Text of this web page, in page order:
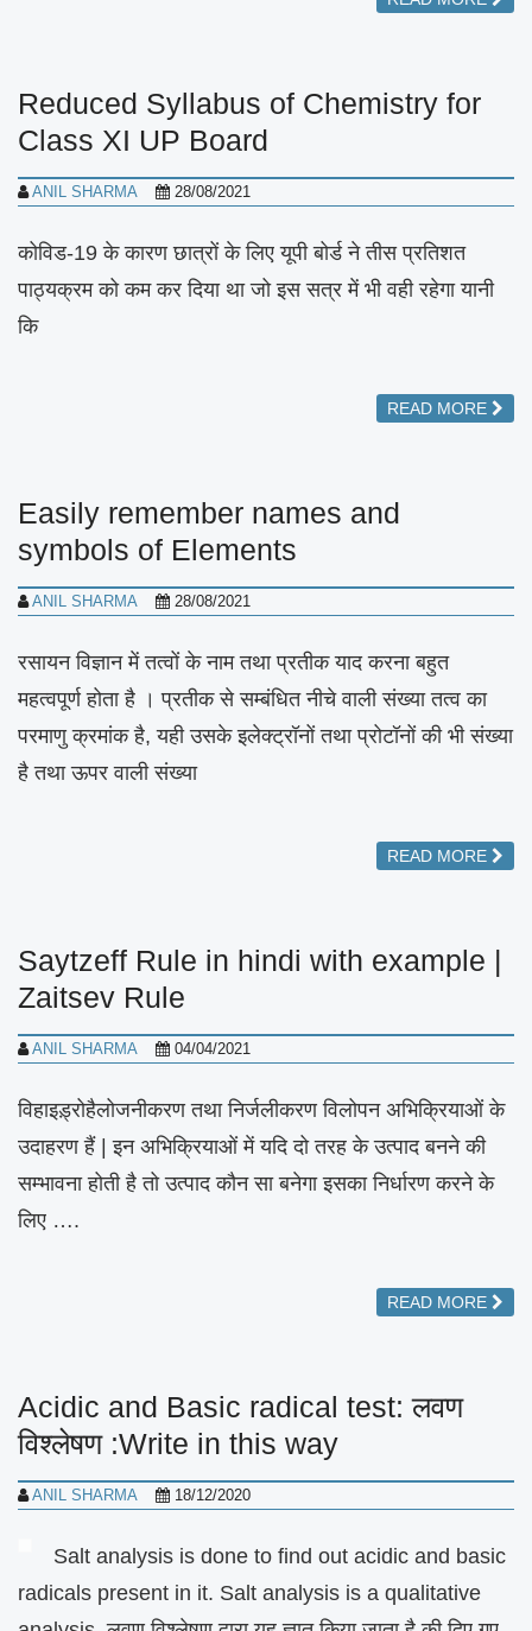
Reduced Syllabus of Chemistry for
Class XI UP Board
ANIL SHARMA 28/08/2021
कोविड-19 के कारण छात्रों के लिए यूपी बोर्ड ने तीस प्रतिशत
पाठ्यक्रम को कम कर दिया था जो इस सत्र में भी वही रहेगा यानी
कि
READ MORE
Easily remember names and
symbols of Elements
ANIL SHARMA 28/08/2021
रसायन विज्ञान में तत्वों के नाम तथा प्रतीक याद करना बहुत
महत्वपूर्ण होता है । प्रतीक से सम्बंधित नीचे वाली संख्या तत्व का
परमाणु क्रमांक है, यही उसके इलेक्ट्रॉनों तथा प्रोटॉनों की भी संख्या
है तथा ऊपर वाली संख्या
READ MORE
Saytzeff Rule in hindi with example |
Zaitsev Rule
ANIL SHARMA 04/04/2021
विहाइड़्रोहैलोजनीकरण तथा निर्जलीकरण विलोपन अभिक्रियाओं के
उदाहरण हैं | इन अभिक्रियाओं में यदि दो तरह के उत्पाद बनने की
सम्भावना होती है तो उत्पाद कौन सा बनेगा इसका निर्धारण करने के
लिए ….
READ MORE
Acidic and Basic radical test: लवण
विश्लेषण :Write in this way
ANIL SHARMA 18/12/2020
Salt analysis is done to find out acidic and basic
radicals present in it. Salt analysis is a qualitative